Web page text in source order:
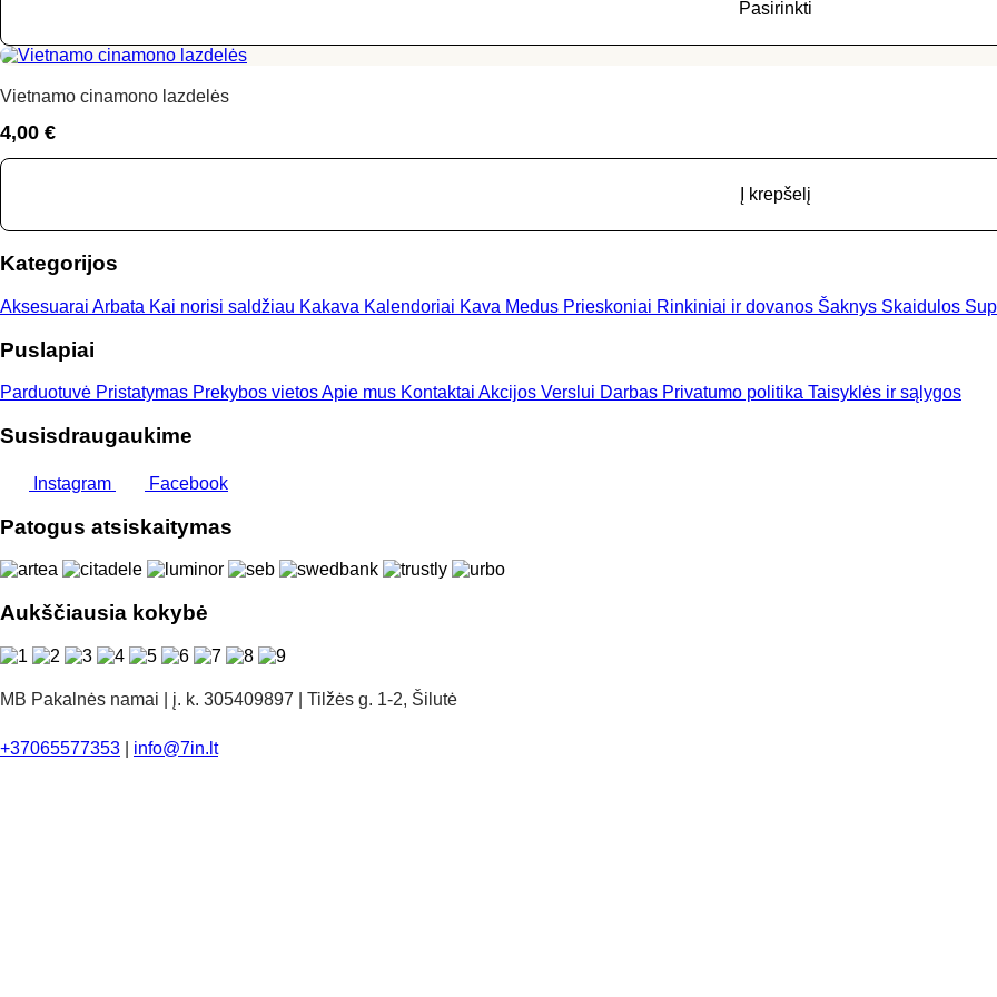
21,00 €
Pasirinkti
Vietnamo cinamono lazdelės
4,00 €
Į krepšelį
Kategorijos
Aksesuarai Arbata Kai norisi saldžiau Kakava Kalendoriai Kava Medus Prieskoniai Rinkiniai ir dovanos Šaknys Skaidulos
Puslapiai
Parduotuvė Pristatymas Prekybos vietosApie mus Kontaktai Akcijos Verslui Darbas Privatumo politika Taisyklės ir sąlygos
Susisdraugaukime
Instagram Facebook
Patogus atsiskaitymas
Aukščiausia kokybė
MB Pakalnės namai | į. k. 305409897 | Tilžės g. 1-2, Šilutė
+37065577353 info@7in.lt